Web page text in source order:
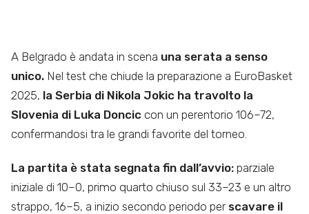
A Belgrado è andata in scena una serata a senso
unico. Nel test che chiude la preparazione a EuroBasket
2025, la Serbia di Nikola Jokic ha travolto la
Slovenia di Luka Doncic con un perentorio 106–72,
confermandosi tra le grandi favorite del torneo.
La partita è stata segnata fin dall’avvio: parziale
iniziale di 10–0, primo quarto chiuso sul 33–23 e un altro
strappo, 16–5, a inizio secondo periodo per scavare il